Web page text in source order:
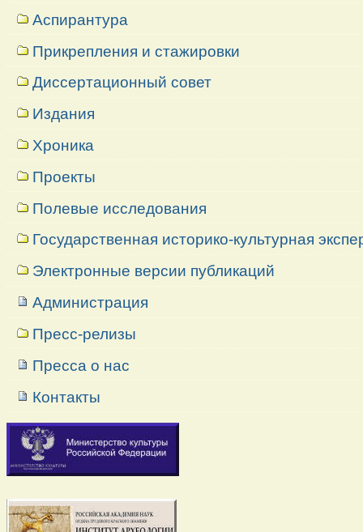
Аспирантура
Прикрепления и стажировки
Диссертационный совет
Издания
Хроника
Проекты
Полевые исследования
Государственная историко-культурная
Электронные версии публикаций
Администрация
Пресс-релизы
Пресса о нас
Контакты